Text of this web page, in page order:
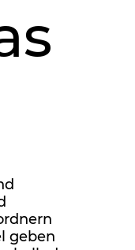
geben